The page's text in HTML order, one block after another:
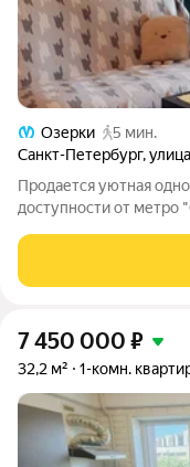
Озерки
5 мин.
Санкт-Петербург,
Продается уютная
доступности от метро
последнем, девятом
7 450 000 ₽
32,2 м² 1-комн.